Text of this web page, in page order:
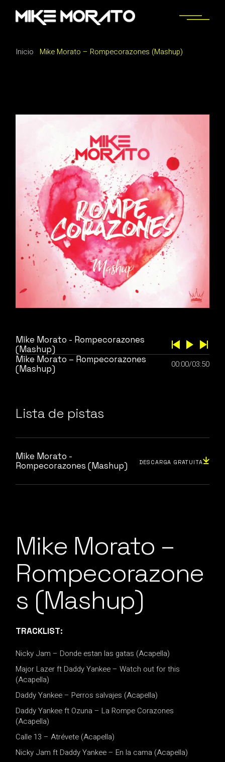
contenido
Inicio Mike Morato – Rompecorazones (Mashup)
Mike Morato - Rompecorazones
(Mashup)
Mike Morato – Rompecorazones
(Mashup)
00:00/03:50
Lista de pistas
Mike Morato -
Rompecorazones (Mashup)
DESCARGA GRATUITA
Mike Morato –
Rompecorazone
s (Mashup)
TRACKLIST:
Nicky Jam – Donde estan las gatas (Acapella)
Major Lazer ft Daddy Yankee – Watch out for this
(Acapella)
Daddy Yankee – Perros salvajes (Acapella)
Daddy Yankee ft Ozuna – La Rompe Corazones
(Acapella)
Calle 13 – Atrévete (Acapella)
Nicky Jam ft Daddy Yankee – En la cama (Acapella)